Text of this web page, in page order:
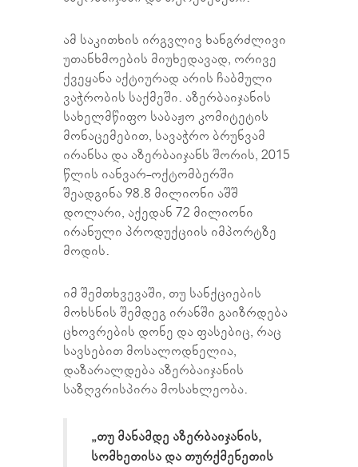
ამ საკითხის ირგვლივ ხანგრძლივი
უთანხმოების მიუხედავად, ორივე
ქვეყანა აქტიურად არის ჩაბმული
ვაჭრობის საქმეში. აზერბაიჯანის
სახელმწიფო საბაჟო კომიტეტის
მონაცემებით, სავაჭრო ბრუნვამ
ირანსა და აზერბაიჯანს შორის, 2015
წლის იანვარ-ოქტომბერში
შეადგინა 98.8 მილიონი აშშ
დოლარი, აქედან 72 მილიონი
ირანული პროდუქციის იმპორტზე
მოდის.
იმ შემთხვევაში, თუ სანქციების
მოხსნის შემდეგ ირანში გაიზრდება
ცხოვრების დონე და ფასებიც, რაც
სავსებით მოსალოდნელია,
დაზარალდება აზერბაიჯანის
საზღვრისპირა მოსახლეობა.
„თუ მანამდე აზერბაიჯანის,
სომხეთისა და თურქმენეთის